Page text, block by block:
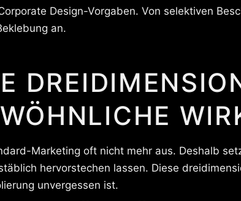
Design-Vorgaben. Von selektiven
an.
Marketing oft nicht mehr aus. Deshalb
hervorstechen lassen. Diese
unvergessen ist.